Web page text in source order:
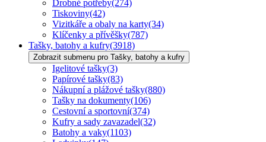
Drobné potřeby(274)
Tiskoviny(42)
Vizitkáře a obaly na karty(34)
Klíčenky a přívěšky(787)
Tašky, batohy a kufry(3918)
Zobrazit submenu pro Tašky, batohy a kufry
Igelitové tašky(3)
Papírové tašky(83)
Nákupní a plážové tašky(880)
Tašky na dokumenty(106)
Cestovní a sportovní(374)
Kufry a sady zavazadel(32)
Batohy a vaky(1103)